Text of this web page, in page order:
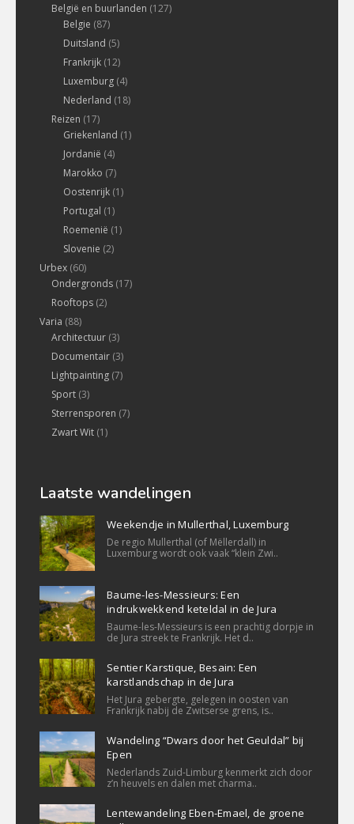
België en buurlanden (127)
Belgie (87)
Duitsland (5)
Frankrijk (12)
Luxemburg (4)
Nederland (18)
Reizen (17)
Griekenland (1)
Jordanië (4)
Marokko (7)
Oostenrijk (1)
Portugal (1)
Roemenië (1)
Slovenie (2)
Urbex (60)
Ondergronds (17)
Rooftops (2)
Varia (88)
Architectuur (3)
Documentair (3)
Lightpainting (7)
Sport (3)
Sterrensporen (7)
Zwart Wit (1)
Laatste wandelingen
Weekendje in Mullerthal, Luxemburg
De regio Mullerthal (of Mëllerdall) in
Luxemburg wordt ook vaak “klein Zwi..
Baume-les-Messieurs: Een
indrukwekkend keteldal in de Jura
Baume-les-Messieurs is een prachtig dorpje in
de Jura streek te Frankrijk. Het d..
Sentier Karstique, Besain: Een
karstlandschap in de Jura
Het Jura gebergte, gelegen in oosten van
Frankrijk nabij de Zwitserse grens, is..
Wandeling “Dwars door het Geuldal” bij
Epen
Nederlands Zuid-Limburg kenmerkt zich door
z’n heuvels en dalen met charma..
Lentewandeling Eben-Emael, de groene